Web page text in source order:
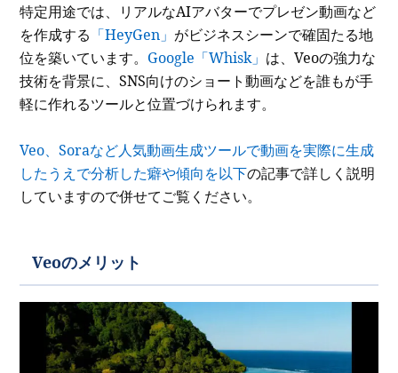
特定用途では、リアルなAIアバターでプレゼン動画など
を作成する 「HeyGen」 がビジネスシーンで確固たる地
位を築いています。 Google「Whisk」 は、Veoの強力な
技術を背景に、SNS向けのショート動画などを誰もが手
軽に作れるツールと位置づけられます。
Veo、Soraなど人気動画生成ツールで動画を実際に生成
したうえで分析した癖や傾向を以下の記事で詳しく説明
していますので併せてご覧ください。
Veoのメリット